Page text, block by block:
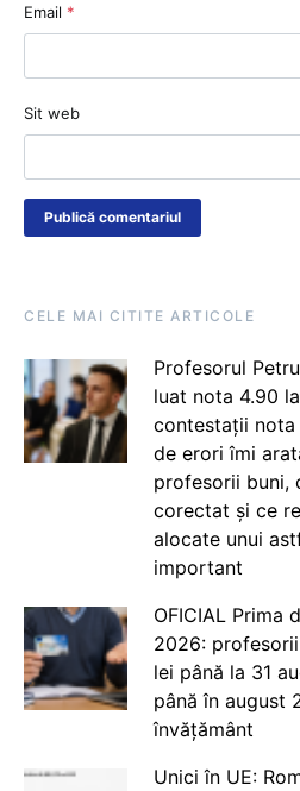
Email *
Sit web
CELE MAI CITITE ARTICOLE
Profesorul
luat nota 4.90
contestații nota
de erori îmi
profesorii buni,
corectat și ce
alocate unui
important
OFICIAL Prima
2026:
lei până la 31
până în august
învățământ
Unici în UE: